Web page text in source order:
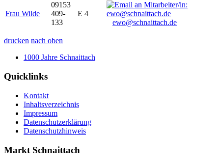
Frau Wilde
09153
409-
133
E 4
ewo@schnaittach.de
drucken nach oben
1000 Jahre Schnaittach
Quicklinks
Kontakt
Inhaltsverzeichnis
Impressum
Datenschutzerklärung
Datenschutzhinweis
Markt Schnaittach